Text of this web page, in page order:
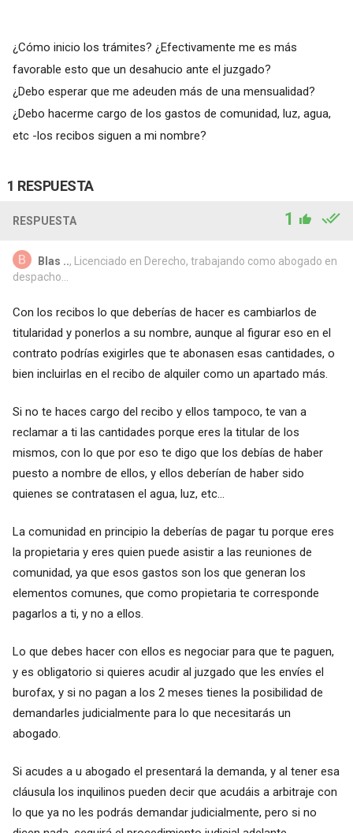
¿Cómo inicio los trámites? ¿Efectivamente me es más
favorable esto que un desahucio ante el juzgado?
¿Debo esperar que me adeuden más de una mensualidad?
¿Debo hacerme cargo de los gastos de comunidad, luz, agua,
etc -los recibos siguen a mi nombre?
1 RESPUESTA
RESPUESTA 1
Blas .., Licenciado en Derecho, trabajando como abogado en
despacho...
Con los recibos lo que deberías de hacer es cambiarlos de
titularidad y ponerlos a su nombre, aunque al figurar eso en el
contrato podrías exigirles que te abonasen esas cantidades, o
bien incluirlas en el recibo de alquiler como un apartado más.
Si no te haces cargo del recibo y ellos tampoco, te van a
reclamar a ti las cantidades porque eres la titular de los
mismos, con lo que por eso te digo que los debías de haber
puesto a nombre de ellos, y ellos deberían de haber sido
quienes se contratasen el agua, luz, etc...
La comunidad en principio la deberías de pagar tu porque eres
la propietaria y eres quien puede asistir a las reuniones de
comunidad, ya que esos gastos son los que generan los
elementos comunes, que como propietaria te corresponde
pagarlos a ti, y no a ellos.
Lo que debes hacer con ellos es negociar para que te paguen,
y es obligatorio si quieres acudir al juzgado que les envíes el
burofax, y si no pagan a los 2 meses tienes la posibilidad de
demandarles judicialmente para lo que necesitarás un
abogado.
Si acudes a u abogado el presentará la demanda, y al tener esa
cláusula los inquilinos pueden decir que acudáis a arbitraje con
lo que ya no les podrás demandar judicialmente, pero si no